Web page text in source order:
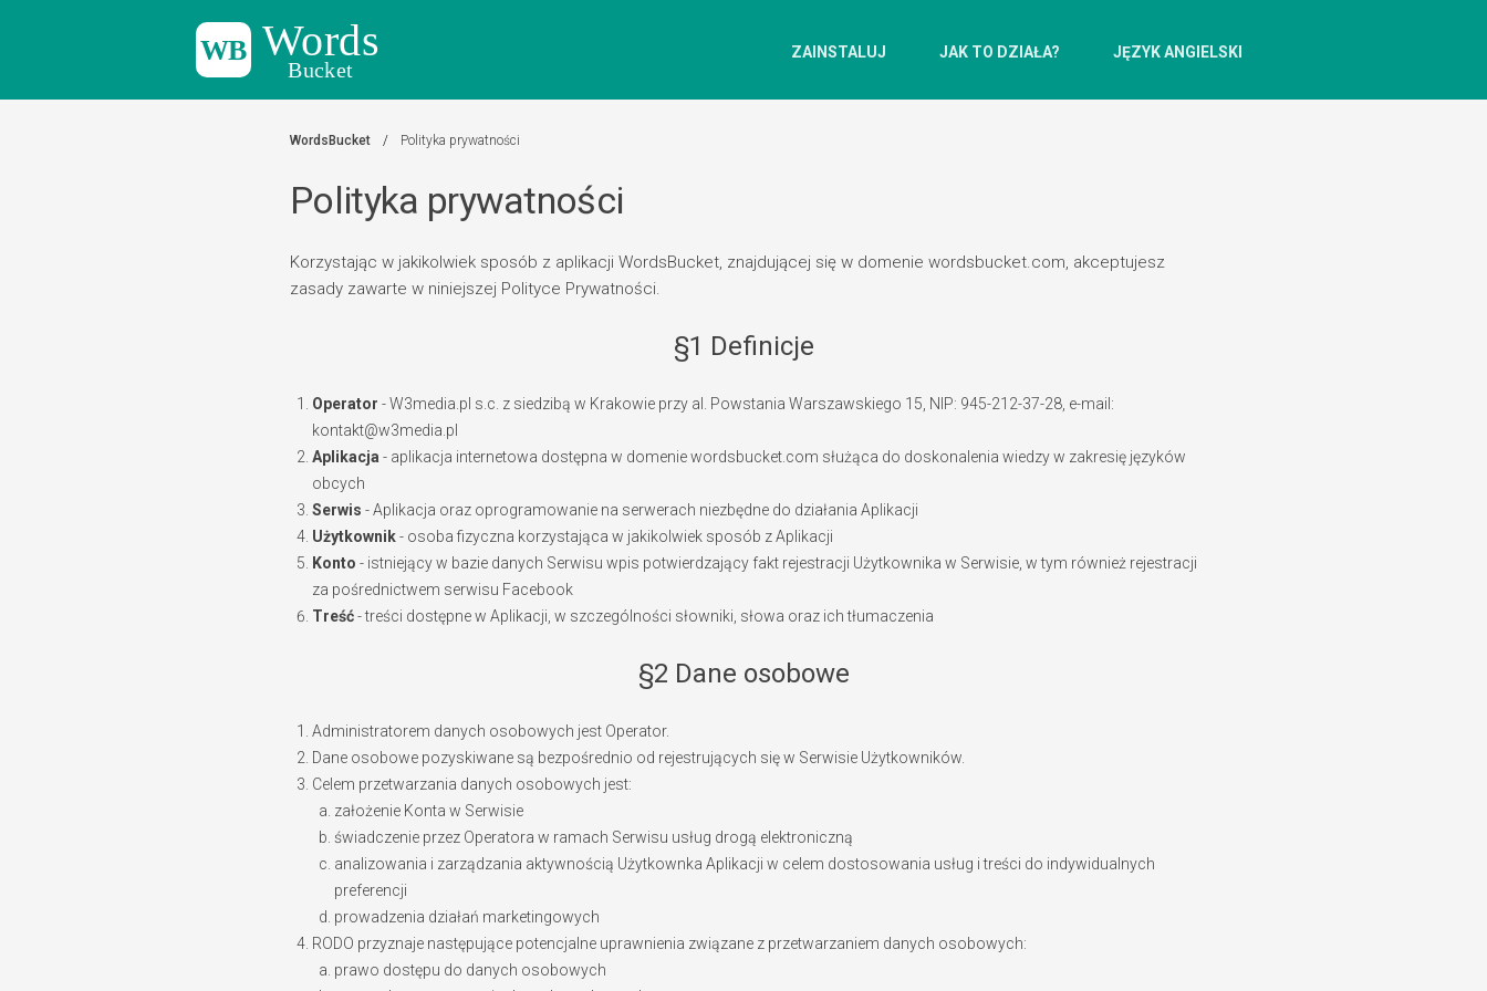
Words
Bucket
ZAINSTALUJ JAK TO DZIAŁA? JĘZYK ANGIELSKI
WordsBucket Polityka prywatności
Polityka prywatności
Korzystając w jakikolwiek sposób z aplikacji WordsBucket, znajdującej się w domenie wordsbucket.com, akceptujesz
zasady zawarte w niniejszej Polityce Prywatności.
§1 Definicje
Operator - W3media.pl s.c. z siedzibą w Krakowie przy al. Powstania Warszawskiego 15, NIP: 945-212-37-28, e-mail:
kontakt@w3media.pl
Aplikacja - aplikacja internetowa dostępna w domenie wordsbucket.com służąca do doskonalenia wiedzy w zakresię języków
obcych
Serwis - Aplikacja oraz oprogramowanie na serwerach niezbędne do działania Aplikacji
Użytkownik- osoba fizyczna korzystająca w jakikolwiek sposób z Aplikacji
Konto - istniejący w bazie danych Serwisu wpis potwierdzający fakt rejestracji Użytkownika w Serwisie, w tym również rejestracji
za pośrednictwem serwisu Facebook
Treść- treści dostępne w Aplikacji, w szczególności słowniki, słowa oraz ich tłumaczenia
§2 Dane osobowe
Administratorem danych osobowych jest Operator.
Dane osobowe pozyskiwane są bezpośrednio od rejestrujących się w Serwisie Użytkowników.
Celem przetwarzania danych osobowych jest:
założenie Konta w Serwisie
świadczenie przez Operatora w ramach Serwisu usług drogą elektroniczną
analizowania i zarządzania aktywnością Użytkownka Aplikacji w celem dostosowania usług i treści do indywidualnych
preferencji
prowadzenia działań marketingowych
RODO przyznaje następujące potencjalne uprawnienia związane z przetwarzaniem danych osobowych:
prawo dostępu do danych osobowych